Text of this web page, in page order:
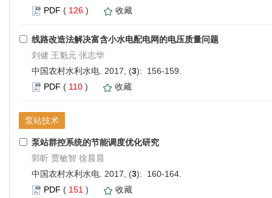
PDF ( 126 ) 收藏
线路改造法解决富含小水电配电网的电压质量问题
刘健 王魁元 张志华
中国农村水利水电. 2017, (3): 156-159.
PDF ( 110 ) 收藏
泵站技术
泵站群控系统的节能调度优化研究
郭昕 贾敏智 徐晨晨
中国农村水利水电. 2017, (3): 160-164.
PDF ( 151 ) 收藏